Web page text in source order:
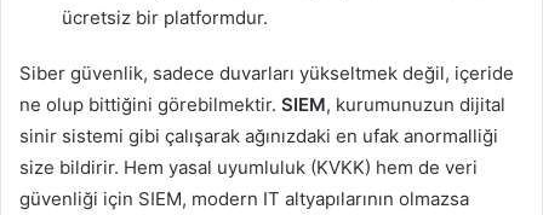
ücretsiz bir platformdur.
Siber güvenlik, sadece duvarları yükseltmek değil, içeride
ne olup bittiğini görebilmektir. SIEM, kurumunuzun dijital
sinir sistemi gibi çalışarak ağınızdaki en ufak anormalliği
size bildirir. Hem yasal uyumluluk (KVKK) hem de veri
güvenliği için SIEM, modern IT altyapılarının olmazsa